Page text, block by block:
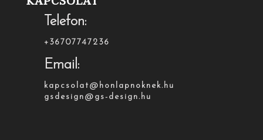
Telefon:
+36707747236
Email:
kapcsolat@honlapnoknek.hu
gsdesign@gs-design.hu